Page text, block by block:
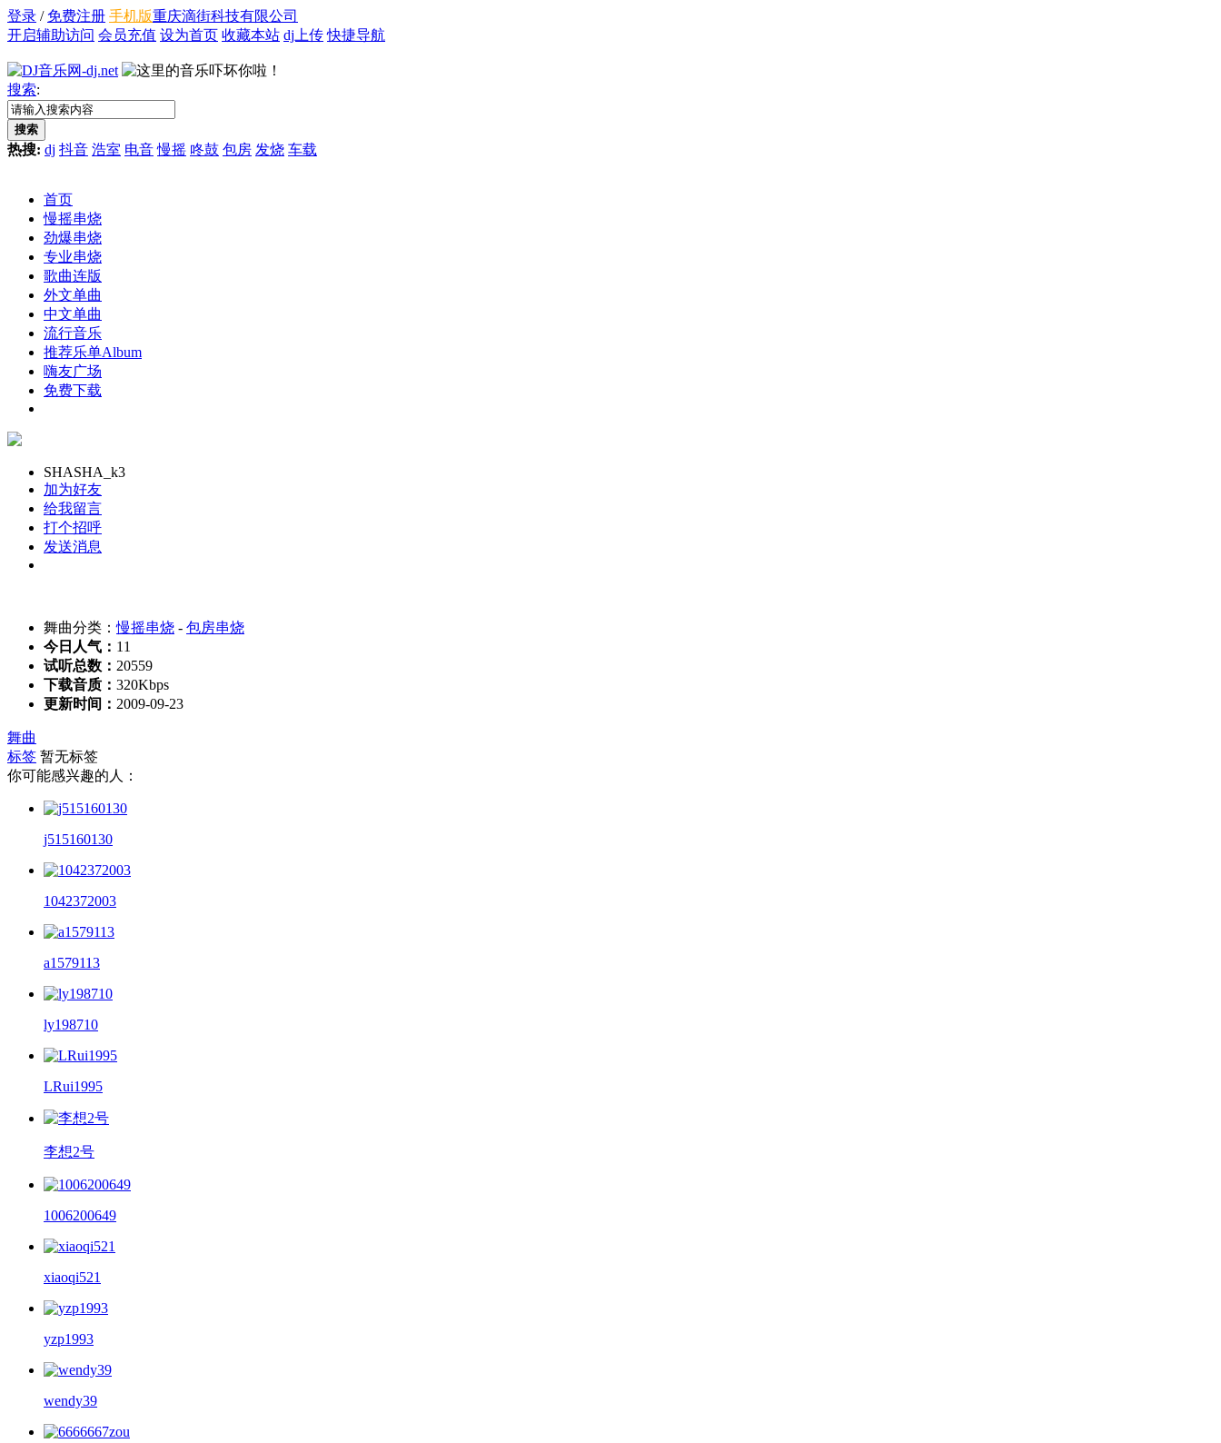
登录 / 免费注册 手机版重庆滴街科技有限公司
开启辅助访问 会员充值 设为首页 收藏本站 dj上传 快捷导航
搜索:
搜索
热搜: dj 抖音 浩室 电音 慢摇 咚鼓 包房 发烧 车载
首页
慢摇串烧
劲爆串烧
专业串烧
歌曲连版
外文单曲
中文单曲
流行音乐
推荐乐单Album
嗨友广场
免费下载
SHASHA_k3
加为好友
给我留言
打个招呼
发送消息
舞曲分类：慢摇串烧 - 包房串烧
今日人气： 11
试听总数： 20559
下载音质： 320Kbps
更新时间： 2009-09-23
舞曲
标签 暂无标签
你可能感兴趣的人：
j515160130
1042372003
a1579113
ly198710
LRui1995
李想2号
1006200649
xiaoqi521
yzp1993
wendy39